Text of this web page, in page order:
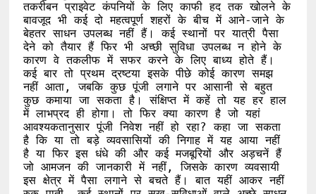
तकरीबन प्राइवेट कंपनियों के लिए काफी हद तक खोलने के
बावजूद भी कई दो महत्वपूर्ण शहरों के बीच में आने-जाने के
बेहतर साधन उपलब्ध नहीं हैं। कई स्थानों पर यात्री पैसा
देने को तैयार हैं फिर भी अच्छी सुविधा उपलब्ध न होने के
कारण वे तकलीफ में सफर करने के लिए बाध्य होते हैं।
कई बार तो प्रथम द्रष्टया इसके पीछे कोई कारण समझ
नहीं आता, जबकि कुछ पूंजी लगाने पर आसानी से बहुत
कुछ कमाया जा सकता है। संक्षिप्त में कहें तो यह हर हाल
में लाभप्रद ही होगा। तो फिर क्या कारण है जो यहां
आवश्यकतानुसार पूंजी निवेश नहीं हो रहा? कहा जा सकता
है कि या तो बड़े व्यवसासियों की निगाह में यह आया नहीं
है या फिर इस धंधे की और कई मजबूरियों और अड़चनें हैं
जो आमजन की जानकारी में नहीं, जिसके कारण व्यवसायी
इस क्षेत्र में पैसा लगाने से बचते हैं। बात यहीं आकर नहीं